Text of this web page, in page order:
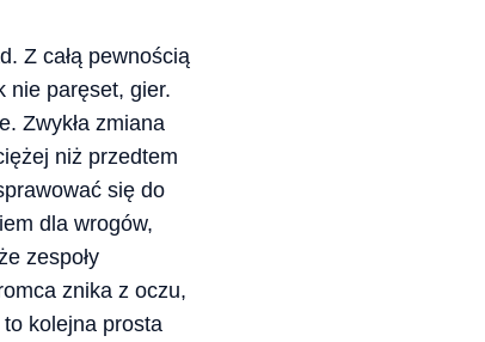
Z całą pewnością
nie paręset, gier.
Zwykła zmiana
niż przedtem
się do
dla wrogów,
zespoły
znika z oczu,
kolejna prosta